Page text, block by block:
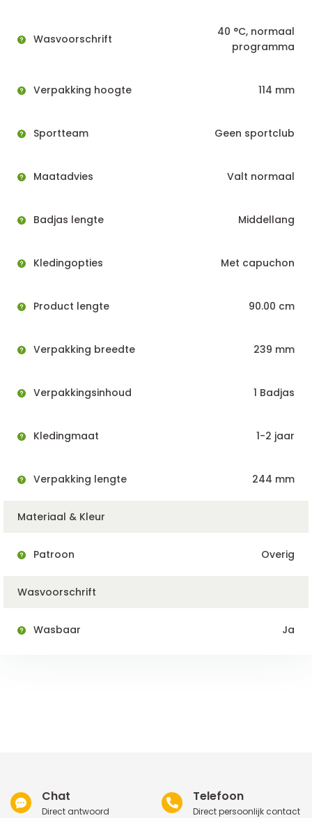
Wasvoorschrift
40 °C, normaal
programma
Verpakking hoogte 114 mm
Sportteam Geen sportclub
Maatadvies Valt normaal
Badjas lengte Middellang
Kledingopties Met capuchon
Product lengte 90.00 cm
Verpakking breedte 239 mm
Verpakkingsinhoud 1 Badjas
Kledingmaat 1-2 jaar
Verpakking lengte 244 mm
Materiaal & Kleur
Patroon Overig
Wasvoorschrift
Wasbaar Ja
Chat
Direct antwoord
Telefoon
Direct persoonlijk contact